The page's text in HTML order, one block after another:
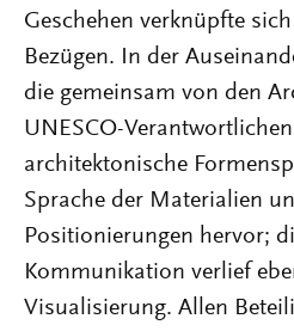
Geschehen verknüpfte
Bezügen. In der
die gemeinsam von den
UNESCO-
architektonische
Sprache der Materialien
Positionierungen hervor;
Kommunikation verlief
Visualisierung. Allen